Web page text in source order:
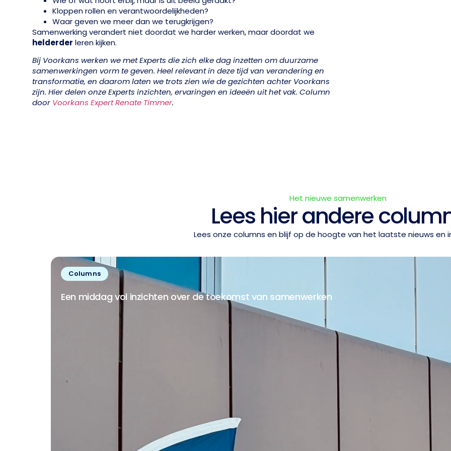
Kloppen rollen en verantwoordelijkheden?
Waar geven we meer dan we terugkrijgen?
Samenwerking verandert niet doordat we harder werken, maar doordat we
helderder leren kijken.
Bij Voorkans werken we met Experts die zich elke dag inzetten om duurzame
samenwerkingen vorm te geven. Heel relevant in deze tijd van verandering en
transformatie, en daarom laten we trots zien wie de gezichten achter Voorkans
zijn. Hier delen onze Experts inzichten, ervaringen en ideeën uit het vak. Column
door Voorkans Expert Renate Timmer.
Het nieuwe samenwerken
Lees hier andere
Lees onze columns en blijf op de hoogte van het laatste nieuws en
Columns
Een middag vol inzichten over de toekomst van samenwerken